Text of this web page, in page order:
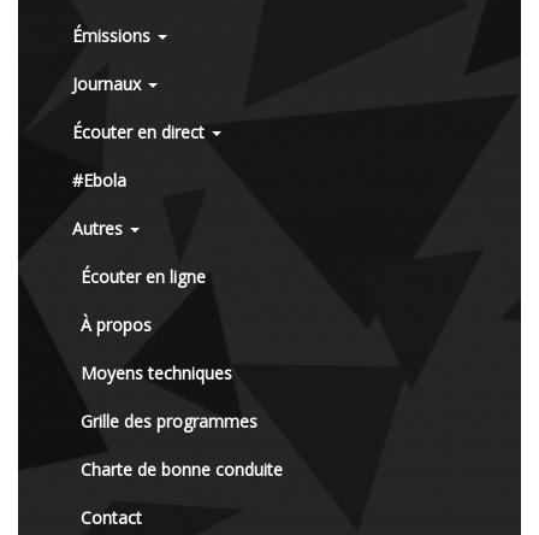
Émissions
Journaux
Écouter en direct
#Ebola
Autres
Écouter en ligne
À propos
Moyens techniques
Grille des programmes
Charte de bonne conduite
Contact